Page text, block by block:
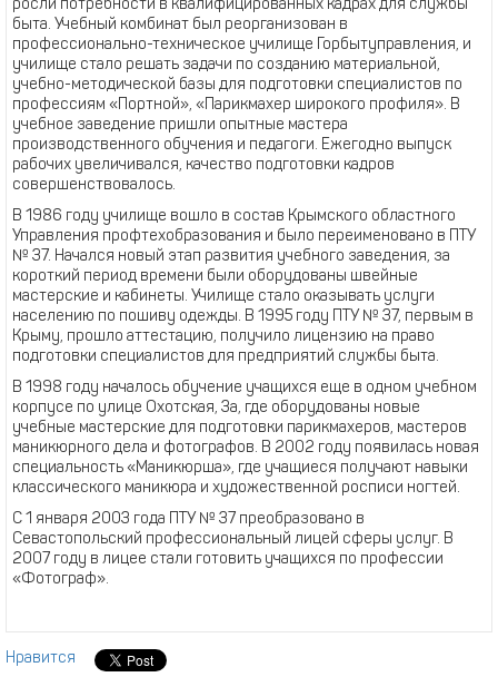
росли потребности в квалифицированных кадрах для службы
быта. Учебный комбинат был реорганизован в
профессионально-техническое училище Горбытуправления, и
училище стало решать задачи по созданию материальной,
учебно-методической базы для подготовки специалистов по
профессиям «Портной», «Парикмахер широкого профиля». В
учебное заведение пришли опытные мастера
производственного обучения и педагоги. Ежегодно выпуск
рабочих увеличивался, качество подготовки кадров
совершенствовалось.
В 1986 году училище вошло в состав Крымского областного
Управления профтехобразования и было переименовано в ПТУ
№ 37. Начался новый этап развития учебного заведения, за
короткий период времени были оборудованы швейные
мастерские и кабинеты. Училище стало оказывать услуги
населению по пошиву одежды. В 1995 году ПТУ № 37, первым в
Крыму, прошло аттестацию, получило лицензию на право
подготовки специалистов для предприятий службы быта.
В 1998 году началось обучение учащихся еще в одном учебном
корпусе по улице Охотская, 3а, где оборудованы новые
учебные мастерские для подготовки парикмахеров, мастеров
маникюрного дела и фотографов. В 2002 году появилась новая
специальность «Маникюрша», где учащиеся получают навыки
классического маникюра и художественной росписи ногтей.
С 1 января 2003 года ПТУ № 37 преобразовано в
Севастопольский профессиональный лицей сферы услуг. В
2007 году в лицее стали готовить учащихся по профессии
«Фотограф».
Нравится